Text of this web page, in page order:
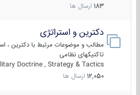
183 ارسال ها
دکترین و استراتژی
مطالب و موضوعات مرتبط با دکترین ،
تاکتیکهای نظامی
Doctrine , Strategy & Tactics
12,050 ارسال ها